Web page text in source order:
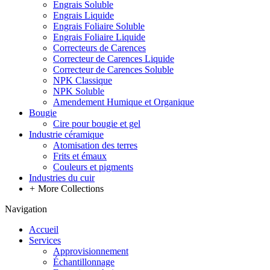
Engrais Soluble
Engrais Liquide
Engrais Foliaire Soluble
Engrais Foliaire Liquide
Correcteurs de Carences
Correcteur de Carences Liquide
Correcteur de Carences Soluble
NPK Classique
NPK Soluble
Amendement Humique et Organique
Bougie
Cire pour bougie et gel
Industrie céramique
Atomisation des terres
Frits et émaux
Couleurs et pigments
Industries du cuir
+ More Collections
Navigation
Accueil
Services
Approvisionnement
Échantillonnage